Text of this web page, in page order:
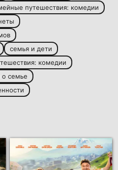
путешествия: комедии
семья и дети
комедии
семье